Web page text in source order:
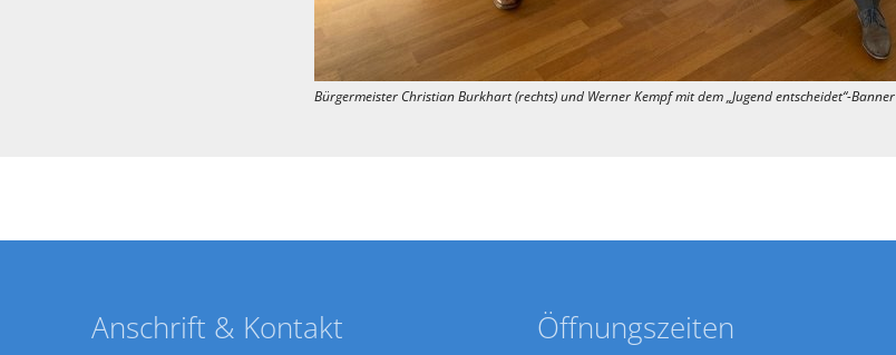
Bürgermeister Christian Burkhart (rechts) und Werner Kempf mit dem „Jugend entscheidet“-Banner
Anschrift & Kontakt Öffnungszeiten